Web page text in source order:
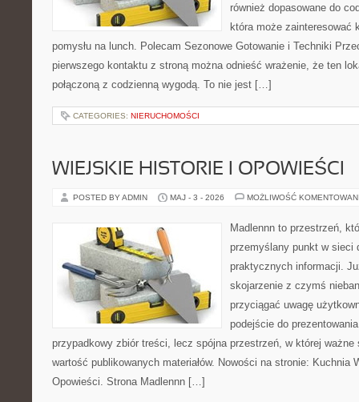
również dopasowane do
która może zainteresować
pomysłu na lunch. Polecam Sezonowe Gotowanie i Techniki
pierwszego kontaktu z stroną można odnieść wrażenie, że ten
połączoną z codzienną wygodą. To nie jest […]
CATEGORIES: NIERUCHOMOŚCI
WIEJSKIE HISTORIE I OPOWIEŚCI
POSTED BY ADMIN MAJ - 3 - 2026 MOŻLIWOŚĆ
Madlennn to przestrzeń,
przemyślany punkt w sieci
praktycznych informacji.
skojarzenie z czymś
przyciągać uwagę
podejście do
przypadkowy zbiór treści, lecz spójna przestrzeń, w której ważne
wartość publikowanych materiałów. Nowości na stronie: Kuchnia
Opowieści. Strona Madlennn […]